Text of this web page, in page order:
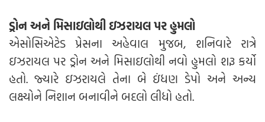
ડ્રોન અને મિસાઇલોથી ઇઝરાયલ પર હુમલો
એસોસિએટેડ પ્રેસના અહેવાલ મુજબ, શનિવારે રાત્રે
ઇઝરાયલ પર ડ્રોન અને મિસાઇલોથી નવો હુમલો શરૂ કર્યો
હતો. જ્યારે ઇઝરાયલે તેના બે ઇંધણ ડેપો અને અન્ય
લક્ષ્યોને નિશાન બનાવીને બદલો લીધો હતો.